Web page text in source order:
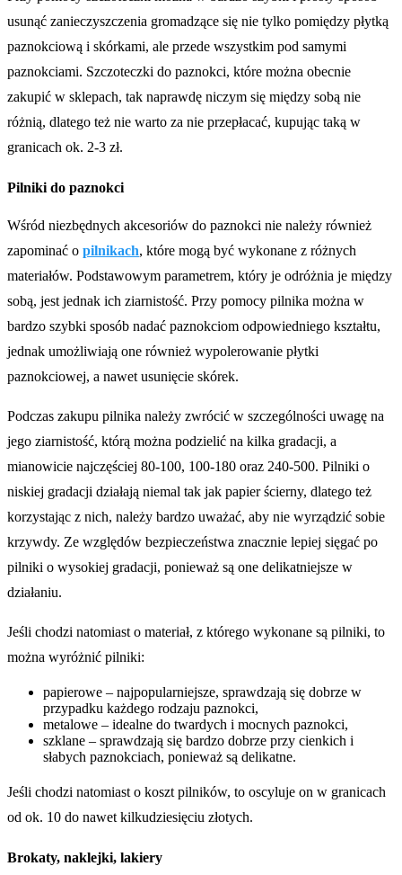
usunąć zanieczyszczenia gromadzące się nie tylko pomiędzy płytką
paznokciową i skórkami, ale przede wszystkim pod samymi
paznokciami. Szczoteczki do paznokci, które można obecnie
zakupić w sklepach, tak naprawdę niczym się między sobą nie
różnią, dlatego też nie warto za nie przepłacać, kupując taką w
granicach ok. 2-3 zł.
Pilniki do paznokci
Wśród niezbędnych akcesoriów do paznokci nie należy również
zapominać o pilnikach, które mogą być wykonane z różnych
materiałów. Podstawowym parametrem, który je odróżnia je między
sobą, jest jednak ich ziarnistość. Przy pomocy pilnika można w
bardzo szybki sposób nadać paznokciom odpowiedniego kształtu,
jednak umożliwiają one również wypolerowanie płytki
paznokciowej, a nawet usunięcie skórek.
Podczas zakupu pilnika należy zwrócić w szczególności uwagę na
jego ziarnistość, którą można podzielić na kilka gradacji, a
mianowicie najczęściej 80-100, 100-180 oraz 240-500. Pilniki o
niskiej gradacji działają niemal tak jak papier ścierny, dlatego też
korzystając z nich, należy bardzo uważać, aby nie wyrządzić sobie
krzywdy. Ze względów bezpieczeństwa znacznie lepiej sięgać po
pilniki o wysokiej gradacji, ponieważ są one delikatniejsze w
działaniu.
Jeśli chodzi natomiast o materiał, z którego wykonane są pilniki, to
można wyróżnić pilniki:
papierowe – najpopularniejsze, sprawdzają się dobrze w
przypadku każdego rodzaju paznokci,
metalowe – idealne do twardych i mocnych paznokci,
szklane – sprawdzają się bardzo dobrze przy cienkich i
słabych paznokciach, ponieważ są delikatne.
Jeśli chodzi natomiast o koszt pilników, to oscyluje on w granicach
od ok. 10 do nawet kilkudziesięciu złotych.
Brokaty, naklejki, lakiery